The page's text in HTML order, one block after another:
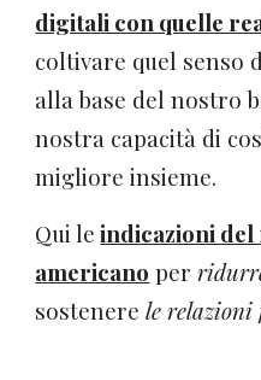
digitali con quelle
coltivare quel senso
alla base del nostro
nostra capacità di
migliore insieme.
Qui le indicazioni
americano per
sostenerele relazioni